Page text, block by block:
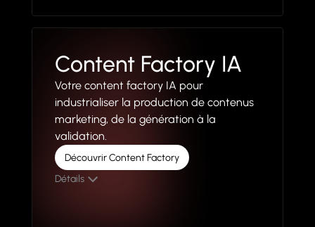
Content Factory IA
Votre content factory IA pour
industrialiser la production de contenus
marketing, de la génération à la
validation.
Découvrir Content Factory
Détails